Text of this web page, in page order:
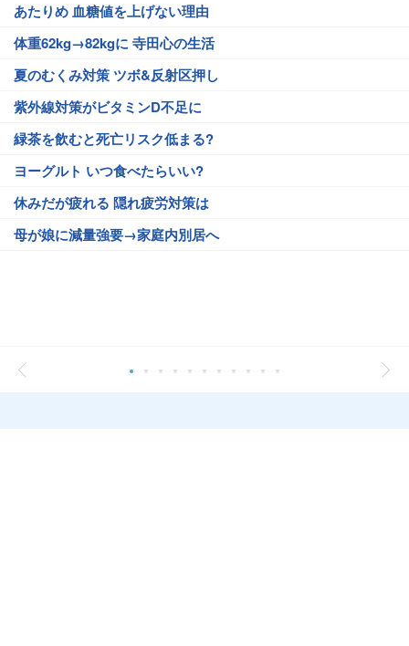
あたりめ 血糖値を上げない理由
体重62kg→82kgに 寺田心の生活
夏のむくみ対策 ツボ&反射区押し
紫外線対策がビタミンD不足に
緑茶を飲むと死亡リスク低まる?
ヨーグルト いつ食べたらいい?
休みだが疲れる 隠れ疲労対策は
母が娘に減量強要→家庭内別居へ